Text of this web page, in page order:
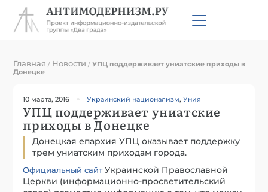
Главная / Новости /УПЦ поддерживает униатские приходы в
Донецке
10 марта, 2016 Украинский национализм,Уния
УПЦ поддерживает униатские
приходы в Донецке
Донецкая епархия УПЦ оказывает поддержку
трем униатским приходам города.
Официальный сайтУкраинской Православной
Церкви (информационно-просветительский